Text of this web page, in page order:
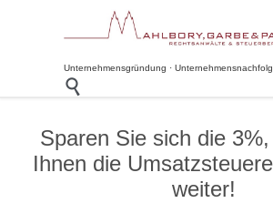
Unternehmensgründung ·

Sparen Sie sich die
Ihnen die
weiter!